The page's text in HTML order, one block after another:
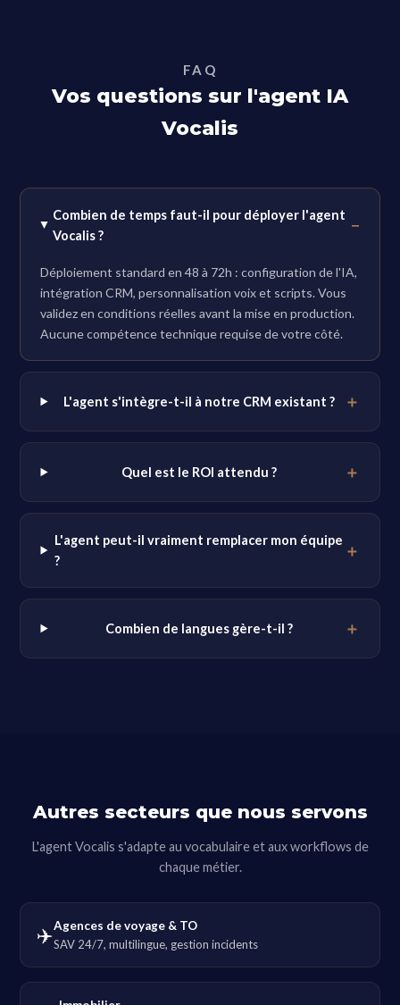
FAQ
Vos questions sur l'agent IA
Vocalis
Combien de temps faut-il pour déployer l'agent
Vocalis ?
Déploiement standard en 48 à 72h : configuration de l'IA,
intégration CRM, personnalisation voix et scripts. Vous
validez en conditions réelles avant la mise en production.
Aucune compétence technique requise de votre côté.
L'agent s'intègre-t-il à notre CRM existant ?
Quel est le ROI attendu ?
L'agent peut-il vraiment remplacer mon équipe
?
Combien de langues gère-t-il ?
Autres secteurs que nous servons
L'agent Vocalis s'adapte au vocabulaire et aux workflows de
chaque métier.
✈️Agences de voyage & TO
SAV 24/7, multilingue, gestion incidents